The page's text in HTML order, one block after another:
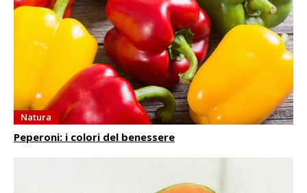
Natura
Peperoni: i colori del benessere